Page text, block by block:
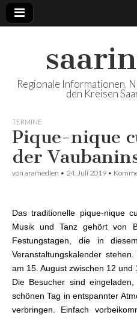
Regionale Informationen,
den Kreisen
TERMINE
Pique-nique
der
von aramedien • 24. Juli 2019 •
Das traditionelle pique-nique
Musik und Tanz gehört von
Festungstagen, die in
Veranstaltungskalender
am 15. August zwischen 12
Die Besucher sind
schönen Tag in entspannter
verbringen. Einfach